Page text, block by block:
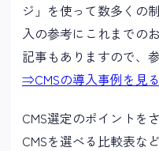
ジ」を使って数多くの
入の参考にこれまでの
記事もありますので、
⇒CMSの導入事例を見る
CMS選定のポイントを
CMSを選べる比較表な